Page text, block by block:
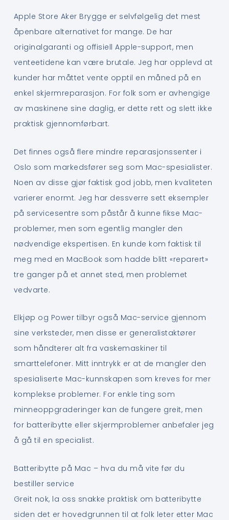
Apple Store Aker Brygge er selvfølgelig det mest
åpenbare alternativet for mange. De har
originalgaranti og offisiell Apple-support, men
venteetidene kan være brutale. Jeg har opplevd at
kunder har måttet vente opptil en måned på en
enkel skjermreparasjon. For folk som er avhengige
av maskinene sine daglig, er dette rett og slett ikke
praktisk gjennomførbart.
Det finnes også flere mindre reparasjonssenter i
Oslo som markedsfører seg som Mac-spesialister.
Noen av disse gjør faktisk god jobb, men kvaliteten
varierer enormt. Jeg har dessverre sett eksempler
på servicesentre som påstår å kunne fikse Mac-
problemer, men som egentlig mangler den
nødvendige ekspertisen. En kunde kom faktisk til
meg med en MacBook som hadde blitt «reparert»
tre ganger på et annet sted, men problemet
vedvarte.
Elkjøp og Power tilbyr også Mac-service gjennom
sine verksteder, men disse er generalistaktører
som håndterer alt fra vaskemaskiner til
smarttelefoner. Mitt inntrykk er at de mangler den
spesialiserte Mac-kunnskapen som kreves for mer
komplekse problemer. For enkle ting som
minneoppgraderinger kan de fungere greit, men
for batteribytte eller skjermproblemer anbefaler jeg
å gå til en specialist.
Batteribytte på Mac – hva du må vite før du
bestiller service
Greit nok, la oss snakke praktisk om batteribytte
siden det er hovedgrunnen til at folk leter etter Mac